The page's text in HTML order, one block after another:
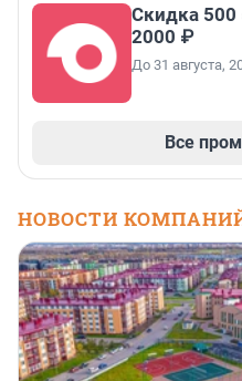
Скидка 500
2000 ₽
До 31 августа,
Все
НОВОСТИ